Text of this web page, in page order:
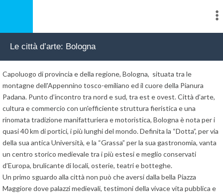
Le città d’arte: Bologna
Capoluogo di provincia e della regione, Bologna, situata tra le
montagne dell'Appennino tosco-emiliano ed il cuore della Pianura
Padana. Punto d’incontro tra nord e sud, tra est e ovest. Città d’arte,
cultura e commercio con un'efficiente struttura fieristica e una
rinomata tradizione manifatturiera e motoristica, Bologna è nota per i
quasi 40 km di portici, i più lunghi del mondo. Definita la “Dotta”, per via
della sua antica Università, e la “Grassa” per la sua gastronomia, vanta
un centro storico medievale tra i più estesi e meglio conservati
d’Europa, brulicante di locali, osterie, teatri e botteghe.
Un primo sguardo alla città non può che aversi dalla bella Piazza
Maggiore dove palazzi medievali, testimoni della vivace vita pubblica e